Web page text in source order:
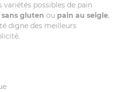
possibles de pain
gluten ou pain au seigle,
digne des meilleurs